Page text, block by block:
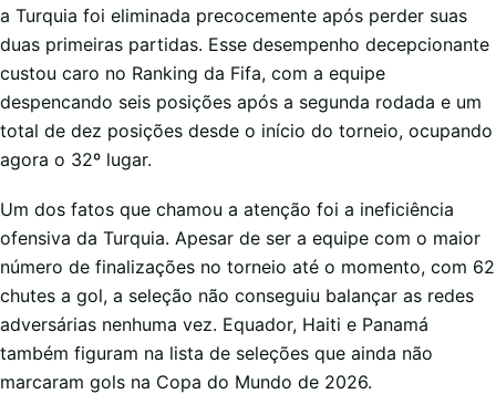
a Turquia foi eliminada precocemente após perder suas
duas primeiras partidas. Esse desempenho decepcionante
custou caro no Ranking da Fifa, com a equipe
despencando seis posições após a segunda rodada e um
total de dez posições desde o início do torneio, ocupando
agora o 32º lugar.
Um dos fatos que chamou a atenção foi a ineficiência
ofensiva da Turquia. Apesar de ser a equipe com o maior
número de finalizações no torneio até o momento, com 62
chutes a gol, a seleção não conseguiu balançar as redes
adversárias nenhuma vez. Equador, Haiti e Panamá
também figuram na lista de seleções que ainda não
marcaram gols na Copa do Mundo de 2026.